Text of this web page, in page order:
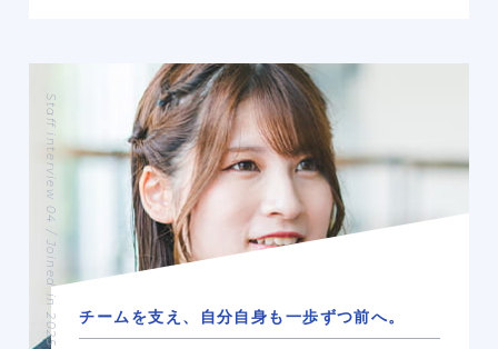
チームを支え、 自分自身も一歩ずつ前へ。
Staff interview 04 / Joined in 2025